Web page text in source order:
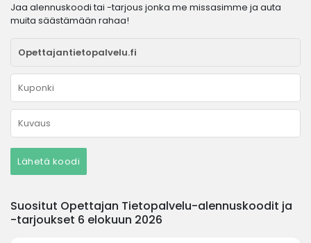
Jaa alennuskoodi tai -tarjous jonka me missasimme ja auta
muita säästämään rahaa!
Lähetä koodi
Suositut Opettajan Tietopalvelu-alennuskoodit ja
-tarjoukset 6 elokuun 2026